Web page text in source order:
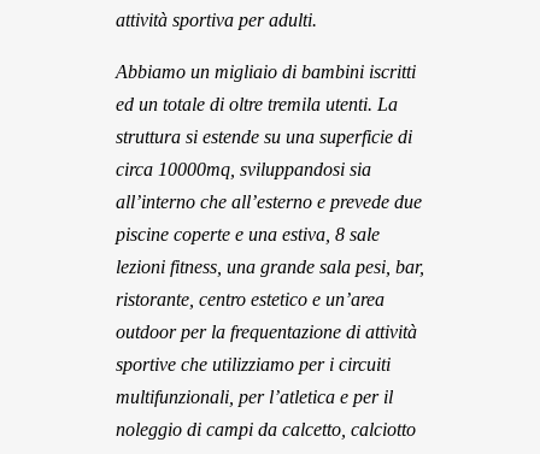
attività sportiva per adulti.
Abbiamo un migliaio di bambini iscritti
ed un totale di oltre tremila utenti. La
struttura si estende su una superficie di
circa 10000mq, sviluppandosi sia
all’interno che all’esterno e prevede due
piscine coperte e una estiva, 8 sale
lezioni fitness, una grande sala pesi, bar,
ristorante, centro estetico e un’area
outdoor per la frequentazione di attività
sportive che utilizziamo per i circuiti
multifunzionali, per l’atletica e per il
noleggio di campi da calcetto, calciotto